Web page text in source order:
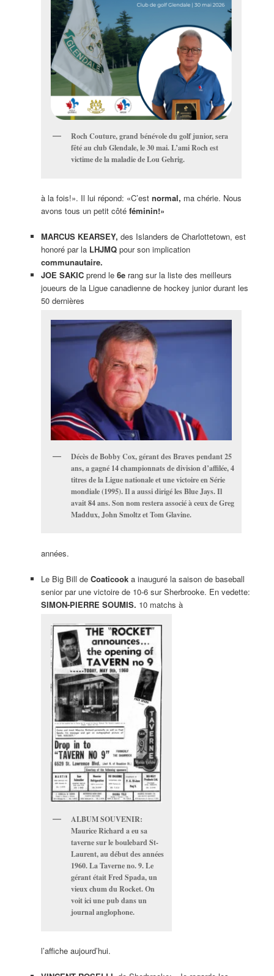
Roch Couture, grand bénévole du golf junior, sera
fêté au club Glendale, le 30 mai. L’ami Roch est
victime de la maladie de Lou Gehrig.
à la fois!». Il lui répond: «C’est normal, ma chérie. Nous
avons tous un petit côté féminin!»
MARCUS KEARSEY, des Islanders de Charlottetown, est
honoré par la LHJMQpour son implication
communautaire.
JOE SAKICprend le 6erang sur la liste des meilleurs
joueurs de la Ligue canadienne de hockey junior durant les
50 dernières
Décès de Bobby Cox, gérant des Braves pendant 25
ans, a gagné 14 championnats de division d’affilée, 4
titres de la Ligue nationale et une victoire en Série
mondiale (1995). Il a aussi dirigé les Blue Jays. Il
avait 84 ans. Son nom restera associé à ceux de Greg
Maddux, John Smoltz et Tom Glavine.
années.
Le Big Bill de Coaticooka inauguré la saison de baseball
senior par une victoire de 10-6 sur Sherbrooke. En vedette:
SIMON-PIERRE SOUMIS. 10 matchs à
ALBUM SOUVENIR:
Maurice Richard a eu sa
taverne sur le boulebard St-
Laurent, au début des années
1960. La Taverne no. 9. Le
gérant était Fred Spada, un
vieux chum du Rocket. On
voit ici une pub dans un
journal anglophone.
l’affiche aujourd’hui.